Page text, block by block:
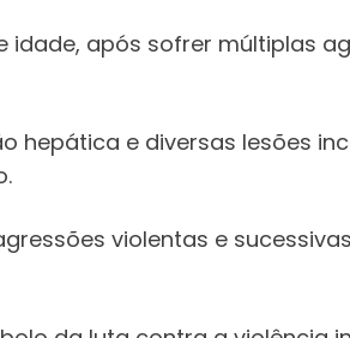
idade, após sofrer múltiplas
hepática e diversas lesões
violentas e